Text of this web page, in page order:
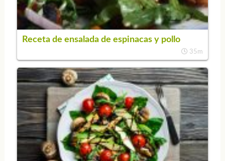
Receta de ensalada de espinacas y pollo
35m